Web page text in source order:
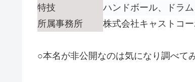
特技
ハンドボール、ドラ
所属事務所
株式会社キャストコ
○本名が非公開なのは気になり調べて